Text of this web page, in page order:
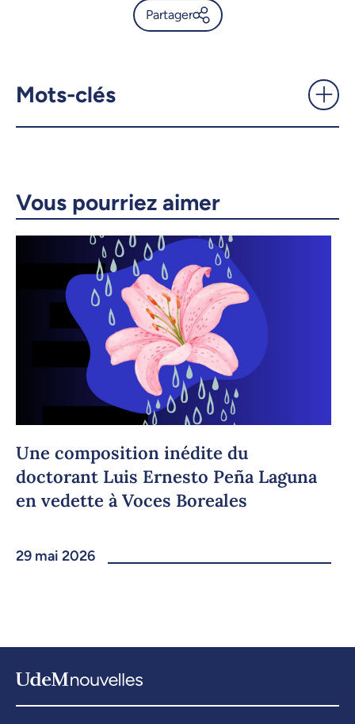
Partager
Copier le lien
Mots-clés
Vous pourriez aimer
Une composition inédite du
doctorant Luis Ernesto Peña Laguna
en vedette à Voces Boreales
29 mai 2026